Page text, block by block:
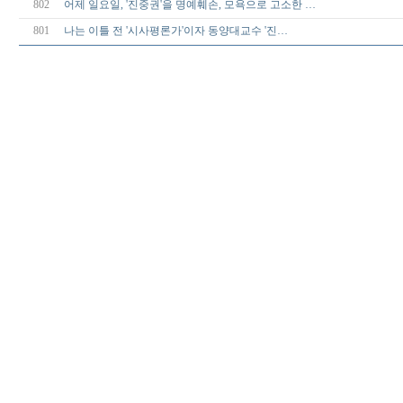
802 어제 일요일, '진중권'을 명예훼손, 모욕으로 고소한 …
801 나는 이틀 전 '시사평론가'이자 동양대교수 '진…